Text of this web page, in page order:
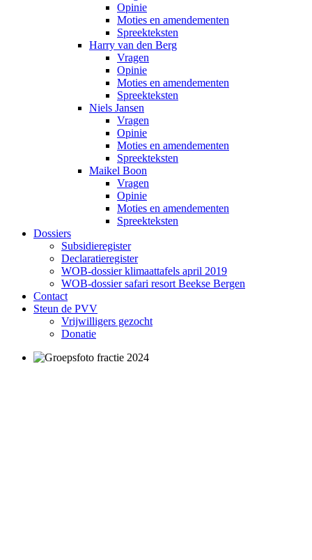
Opinie
Moties en amendementen
Spreekteksten
Harry van den Berg
Vragen
Opinie
Moties en amendementen
Spreekteksten
Niels Jansen
Vragen
Opinie
Moties en amendementen
Spreekteksten
Maikel Boon
Vragen
Opinie
Moties en amendementen
Spreekteksten
Dossiers
Subsidieregister
Declaratieregister
WOB-dossier klimaattafels april 2019
WOB-dossier safari resort Beekse Bergen
Contact
Steun de PVV
Vrijwilligers gezocht
Donatie